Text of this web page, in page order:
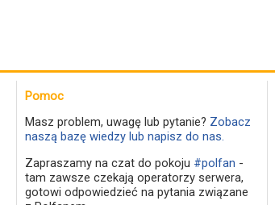
Pomoc
Masz problem, uwagę lub pytanie? Zobacz
naszą bazę wiedzy lub napisz do nas.
Zapraszamy na czat do pokoju #polfan -
tam zawsze czekają operatorzy serwera,
gotowi odpowiedzieć na pytania związane